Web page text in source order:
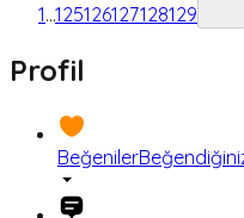
1...125126127128129
Profil
Beğeniler